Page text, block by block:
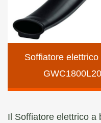
Soffiatore
Il Soffiatore elettrico a